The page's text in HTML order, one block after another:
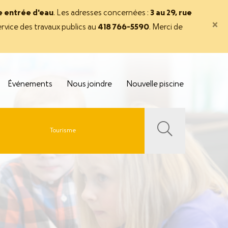
entrée d'eau. Les adresses concernées : 3 au 29, rue
des travaux publics au 418 766-5590. Merci de
×
Événements Nous joindre Nouvelle piscine
Tourisme